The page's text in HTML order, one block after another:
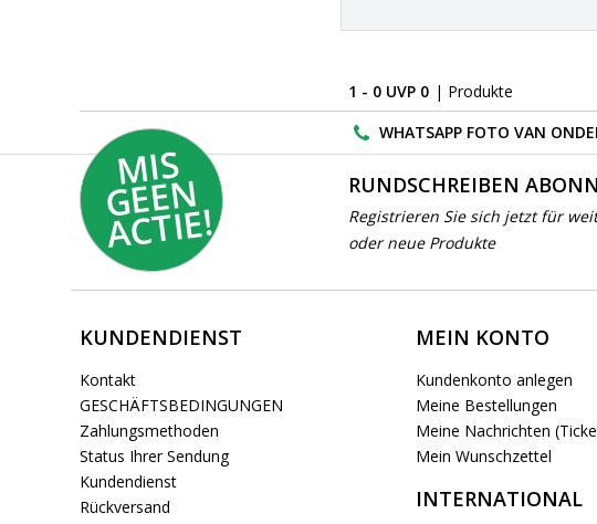
1 - 0 UVP 0 | Produkte
WHATSAPP FOTO VAN
MI
S
G
E
E
N
A
C
TI
E!
RUNDSCHREIBEN
Registrieren Sie sich jetzt für
oder neue Produkte
KUNDENDIENST
Kontakt
GESCHÄFTSBEDINGUNGEN
Zahlungsmethoden
Status Ihrer Sendung
Kundendienst
Rückversand
MEIN KONTO
Kundenkonto anlegen
Meine Bestellungen
Meine Nachrichten
Mein Wunschzettel
INTERNATIONAL